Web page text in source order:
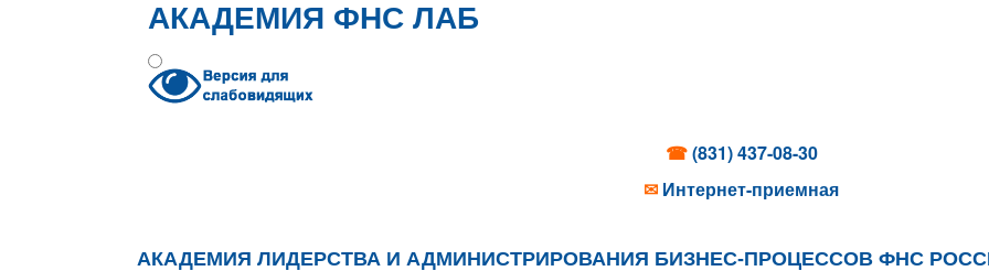
АКАДЕМИЯ ФНС ЛАБ
☎(831) 437-08-30
✉ Интернет-приемная
АКАДЕМИЯ ЛИДЕРСТВА И АДМИНИСТРИРОВАНИЯ БИЗНЕС-ПРОЦЕССОВ ФНС